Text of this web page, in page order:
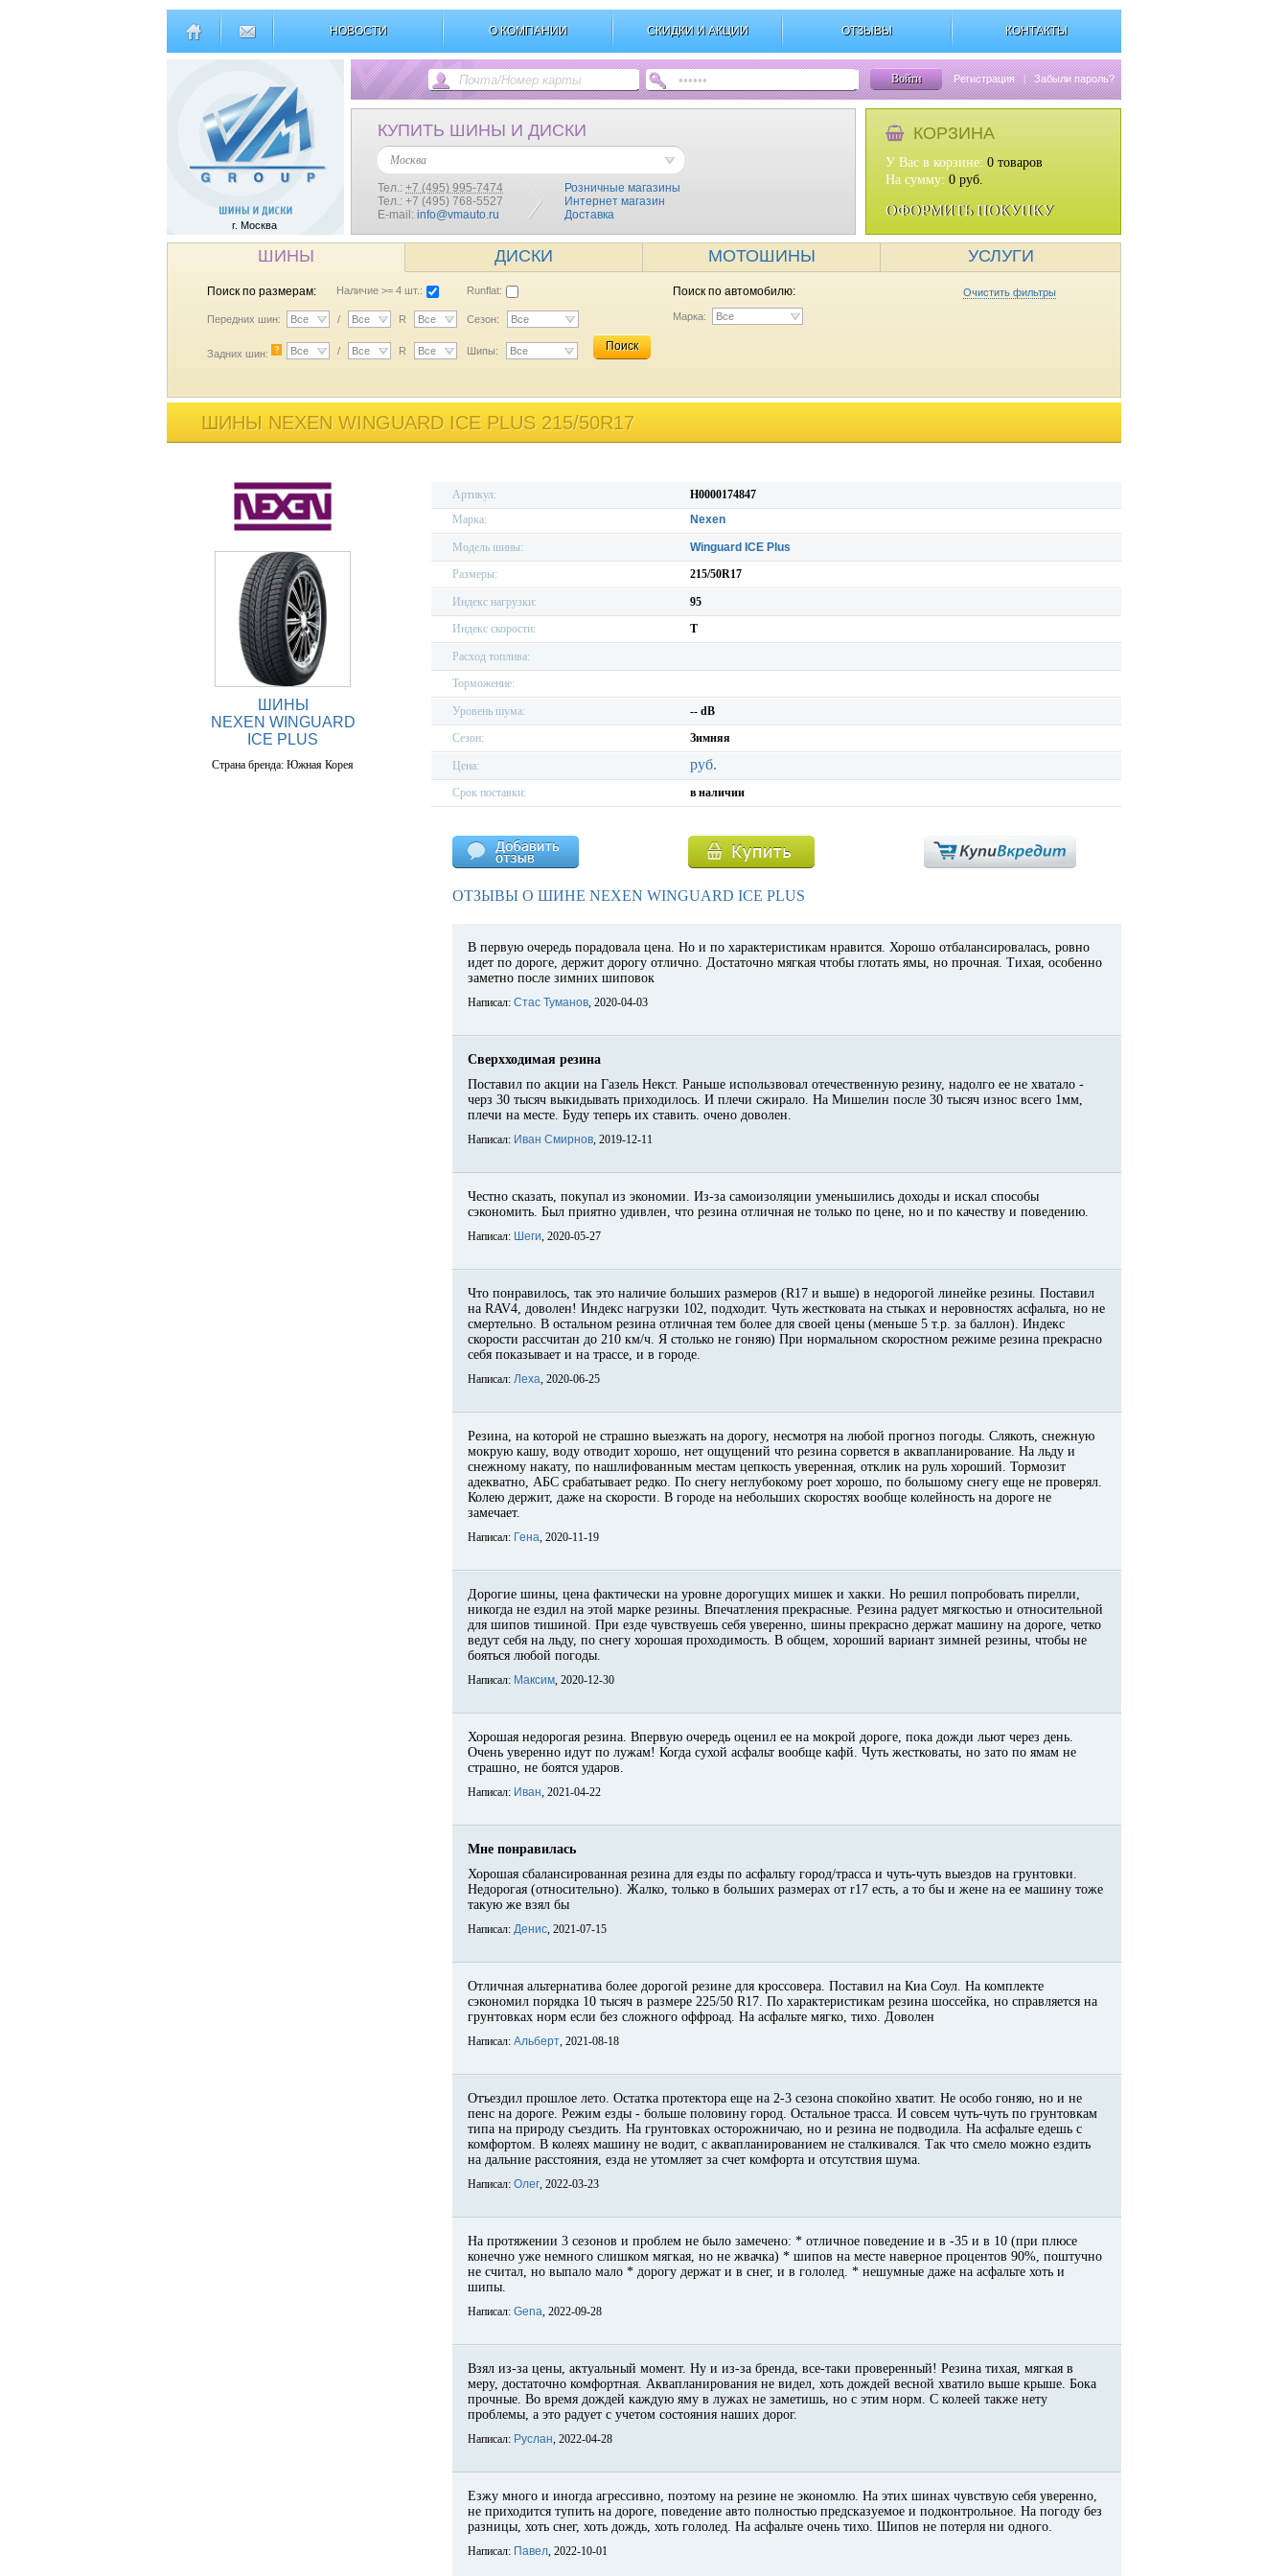
НОВОСТИ О КОМПАНИИ СКИДКИ И АКЦИИ ОТЗЫВЫ КОНТАКТЫ
г. Москва
Войти Регистрация | Забыли пароль?
КУПИТЬ ШИНЫ И ДИСКИ
Москва
Тел.: +7 (495) 995-7474
Тел.: +7 (495) 768-5527
E-mail: info@vmauto.ru
Розничные магазины
Интернет магазин
Доставка
КОРЗИНА
У Вас в корзине: 0 товаров
На сумму: 0 руб.
ОФОРМИТЬ ПОКУПКУ
ШИНЫ ДИСКИ МОТОШИНЫ УСЛУГИ
Поиск по размерам: Наличие >= 4 шт.: Runflat:
Передних шин: Все / Все R Все Сезон: Все
Задних шин: ? Все / Все R Все Шипы: Все Поиск
Поиск по автомобилю: Очистить фильтры
Марка: Все
ШИНЫ NEXEN WINGUARD ICE PLUS 215/50R17
ШИНЫ
NEXEN WINGUARD
ICE PLUS
Страна бренда: Южная Корея
Артикул:
H0000174847
Марка:
Nexen
Модель шины:
Winguard ICE Plus
Размеры:
215/50R17
Индекс нагрузки:
95
Индекс скорости:
T
Расход топлива:
Торможение:
Уровень шума:
-- dB
Сезон:
Зимняя
Цена: руб.
Срок поставки: в наличии
ОТЗЫВЫ О ШИНЕ NEXEN WINGUARD ICE PLUS
В первую очередь порадовала цена. Но и по характеристикам нравится. Хорошо отбалансировалась, ровно
идет по дороге, держит дорогу отлично. Достаточно мягкая чтобы глотать ямы, но прочная. Тихая, особенно
заметно после зимних шиповок
Написал: Стас Туманов, 2020-04-03
Сверхходимая резина
Поставил по акции на Газель Некст. Раньше использвовал отечественную резину, надолго ее не хватало -
черз 30 тысяч выкидывать приходилось. И плечи сжирало. На Мишелин после 30 тысяч износ всего 1мм,
плечи на месте. Буду теперь их ставить. очено доволен.
Написал: Иван Смирнов, 2019-12-11
Честно сказать, покупал из экономии. Из-за самоизоляции уменьшились доходы и искал способы
сэкономить. Был приятно удивлен, что резина отличная не только по цене, но и по качеству и поведению.
Написал: Шеги, 2020-05-27
Что понравилось, так это наличие больших размеров (R17 и выше) в недорогой линейке резины. Поставил
на RAV4, доволен! Индекс нагрузки 102, подходит. Чуть жестковата на стыках и неровностях асфальта, но не
смертельно. В остальном резина отличная тем более для своей цены (меньше 5 т.р. за баллон). Индекс
скорости рассчитан до 210 км/ч. Я столько не гоняю) При нормальном скоростном режиме резина прекрасно
себя показывает и на трассе, и в городе.
Написал: Леха, 2020-06-25
Резина, на которой не страшно выезжать на дорогу, несмотря на любой прогноз погоды. Слякоть, снежную
мокрую кашу, воду отводит хорошо, нет ощущений что резина сорвется в аквапланирование. На льду и
снежному накату, по нашлифованным местам цепкость уверенная, отклик на руль хороший. Тормозит
адекватно, АБС срабатывает редко. По снегу неглубокому роет хорошо, по большому снегу еще не проверял.
Колею держит, даже на скорости. В городе на небольших скоростях вообще колейность на дороге не
замечает.
Написал: Гена, 2020-11-19
Дорогие шины, цена фактически на уровне дорогущих мишек и хакки. Но решил попробовать пирелли,
никогда не ездил на этой марке резины. Впечатления прекрасные. Резина радует мягкостью и относительной
для шипов тишиной. При езде чувствуешь себя уверенно, шины прекрасно держат машину на дороге, четко
ведут себя на льду, по снегу хорошая проходимость. В общем, хороший вариант зимней резины, чтобы не
бояться любой погоды.
Написал: Максим, 2020-12-30
Хорошая недорогая резина. Впервую очередь оценил ее на мокрой дороге, пока дожди льют через день.
Очень уверенно идут по лужам! Когда сухой асфальт вообще кафй. Чуть жестковаты, но зато по ямам не
страшно, не боятся ударов.
Написал: Иван, 2021-04-22
Мне понравилась
Хорошая сбалансированная резина для езды по асфальту город/трасса и чуть-чуть выездов на грунтовки.
Недорогая (относительно). Жалко, только в больших размерах от r17 есть, а то бы и жене на ее машину тоже
такую же взял бы
Написал: Денис, 2021-07-15
Отличная альтернатива более дорогой резине для кроссовера. Поставил на Киа Соул. На комплекте
сэкономил порядка 10 тысяч в размере 225/50 R17. По характеристикам резина шоссейка, но справляется на
грунтовках норм если без сложного оффроад. На асфальте мягко, тихо. Доволен
Написал: Альберт, 2021-08-18
Отъездил прошлое лето. Остатка протектора еще на 2-3 сезона спокойно хватит. Не особо гоняю, но и не
пенс на дороге. Режим езды - больше половину город. Остальное трасса. И совсем чуть-чуть по грунтовкам
типа на природу съездить. На грунтовках осторожничаю, но и резина не подводила. На асфальте едешь с
комфортом. В колеях машину не водит, с аквапланированием не сталкивался. Так что смело можно ездить
на дальние расстояния, езда не утомляет за счет комфорта и отсутствия шума.
Написал: Олег, 2022-03-23
На протяжении 3 сезонов и проблем не было замечено: * отличное поведение и в -35 и в 10 (при плюсе
конечно уже немного слишком мягкая, но не жвачка) * шипов на месте наверное процентов 90%, поштучно
не считал, но выпало мало * дорогу держат и в снег, и в гололед. * нешумные даже на асфальте хоть и
шипы.
Написал: Gena, 2022-09-28
Взял из-за цены, актуальный момент. Ну и из-за бренда, все-таки проверенный! Резина тихая, мягкая в
меру, достаточно комфортная. Аквапланирования не видел, хоть дождей весной хватило выше крыше. Бока
прочные. Во время дождей каждую яму в лужах не заметишь, но с этим норм. С колеей также нету
проблемы, а это радует с учетом состояния наших дорог.
Написал: Руслан, 2022-04-28
Езжу много и иногда агрессивно, поэтому на резине не экономлю. На этих шинах чувствую себя уверенно,
не приходится тупить на дороге, поведение авто полностью предсказуемое и подконтрольное. На погоду без
разницы, хоть снег, хоть дождь, хоть гололед. На асфальте очень тихо. Шипов не потерля ни одного.
Написал: Павел, 2022-10-01